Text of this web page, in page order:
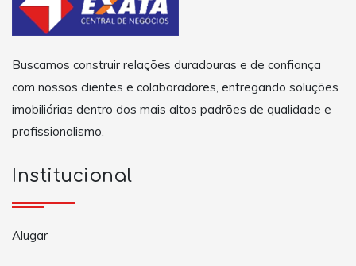
Buscamos construir relações duradouras e de confiança
com nossos clientes e colaboradores, entregando soluções
imobiliárias dentro dos mais altos padrões de qualidade e
profissionalismo.
Institucional
Alugar